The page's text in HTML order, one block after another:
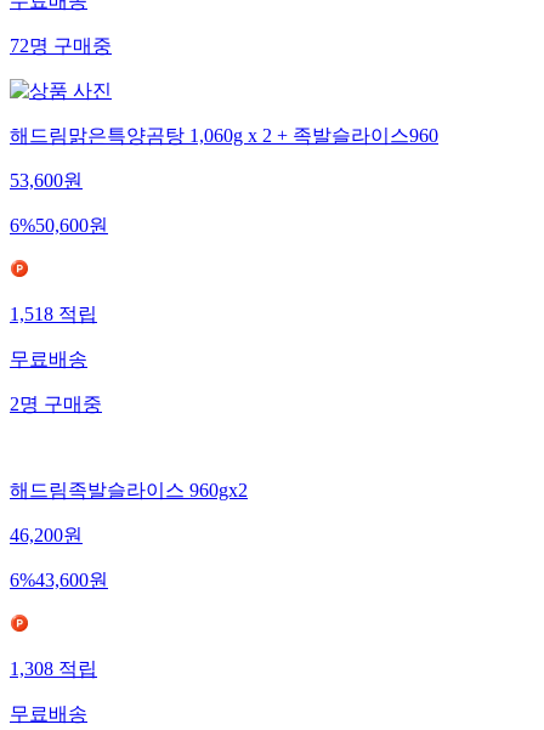
72명 구매중
해드림맑은특양곰탕 1,060g x 2 + 족발슬라이스960
53,600원
6%50,600원
1,518 적립
무료배송
2명 구매중
해드림족발슬라이스 960gx2
46,200원
6%43,600원
1,308적립
무료배송